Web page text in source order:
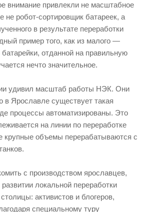
внимание привлекли не масштабное
не робот-сортировщик батареек, а
в результате переработки
пример того, как из малого —
отданной на правильную
нечто значительное.
удивил масштаб работы НЭК. Они
в Ярославле существует такая
процессы автоматизированы. Это
на линии по переработке
крупные объемы перерабатываются с
с производством ярославцев,
локальной переработки
активистов и блогеров,
специальному туру